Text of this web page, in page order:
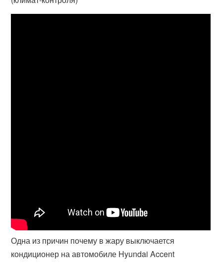
Одна из причин почему в жару выключается
кондиционер на автомобиле Hyundai Accent